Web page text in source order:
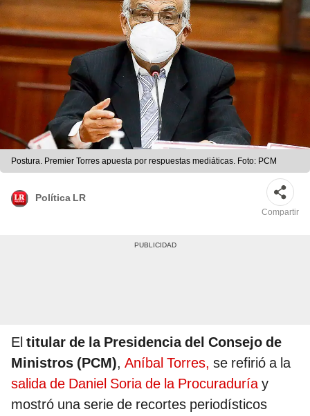
Postura. Premier Torres apuesta por respuestas mediáticas. Foto: PCM
Política LR
Compartir
El titular de la Presidencia del Consejo de
Ministros (PCM), Aníbal Torres, se refirió a la
salida de Daniel Soria de la Procuraduríay
mostró una serie de recortes periodísticos